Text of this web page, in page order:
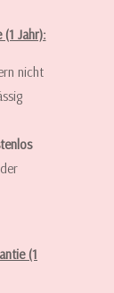
Jahr):
nicht
(1